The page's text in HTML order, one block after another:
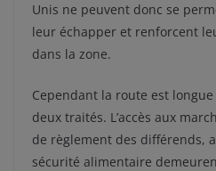
Unis ne peuvent donc se
leur échapper et renforcent
dans la zone.
Cependant la route est
deux traités. L’accès aux
de règlement des différends,
sécurité alimentaire